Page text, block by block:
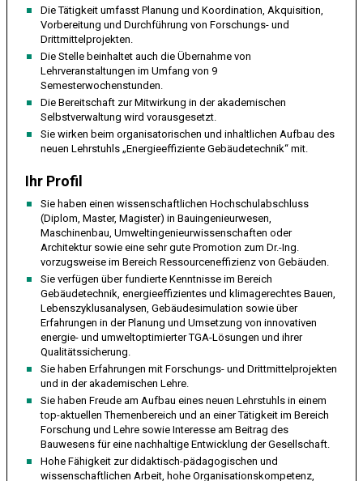
Die Tätigkeit umfasst Planung und Koordination, Akquisition,
Vorbereitung und Durchführung von Forschungs- und
Drittmittelprojekten.
Die Stelle beinhaltet auch die Übernahme von
Lehrveranstaltungen im Umfang von 9
Semesterwochenstunden.
Die Bereitschaft zur Mitwirkung in der akademischen
Selbstverwaltung wird vorausgesetzt.
Sie wirken beim organisatorischen und inhaltlichen Aufbau des
neuen Lehrstuhls „Energieeffiziente Gebäudetechnik“ mit.
Ihr Profil
Sie haben einen wissenschaftlichen Hochschulabschluss
(Diplom, Master, Magister) in Bauingenieurwesen,
Maschinenbau, Umweltingenieurwissenschaften oder
Architektur sowie eine sehr gute Promotion zum Dr.-Ing.
vorzugsweise im Bereich Ressourceneffizienz von Gebäuden.
Sie verfügen über fundierte Kenntnisse im Bereich
Gebäudetechnik, energieeffizientes und klimagerechtes Bauen,
Lebenszyklusanalysen, Gebäudesimulation sowie über
Erfahrungen in der Planung und Umsetzung von innovativen
energie- und umweltoptimierter TGA-Lösungen und ihrer
Qualitätssicherung.
Sie haben Erfahrungen mit Forschungs- und Drittmittelprojekten
und in der akademischen Lehre.
Sie haben Freude am Aufbau eines neuen Lehrstuhls in einem
top-aktuellen Themenbereich und an einer Tätigkeit im Bereich
Forschung und Lehre sowie Interesse am Beitrag des
Bauwesens für eine nachhaltige Entwicklung der Gesellschaft.
Hohe Fähigkeit zur didaktisch-pädagogischen und
wissenschaftlichen Arbeit, hohe Organisationskompetenz,